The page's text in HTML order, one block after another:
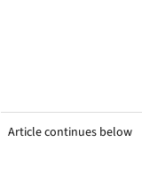
Article continues below